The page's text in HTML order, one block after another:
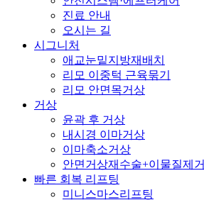
진료 안내
오시는 길
시그니처
애교눈밑지방재배치
리모 이중턱 근육묶기
리모 안면목거상
거상
윤곽 후 거상
내시경 이마거상
이마축소거상
안면거상재수술+이물질제거
빠른 회복 리프팅
미니스마스리프팅